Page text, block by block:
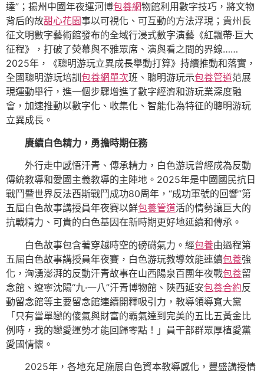
達”；揚州中國年夜運河博包養網物館利用數字技巧，將文物
背后的故甜心花園事以可視化、可互動的方法浮現；貴州長
征文明數字藝術館發布的全域行浸式數字演藝《紅飄帶·巨大
征程》，打破了熒幕與不雅眾席、演與看之間的界線……
2025年，《聰明游玩立異成長舉動打算》持續推動和落實，
全國聰明游玩培訓 包養網單次班、聰明游玩示包養管道范展
現運動舉行，進一個步驟增進了數字經濟和游玩業深度融
會，加速推動以數字化、收集化、智能化為特征的聰明游玩
立異成長。
賡續白色精力，勇擔時期任務
外行走中感悟汗青、傳承精力，白色游玩曾經成為反動
傳統教導和愛國主義教導的主陣地。2025年是中國國民抗日
戰鬥暨世界反法西斯戰鬥成功80周年，“成功軍號的回響”第
五屆白色故事講授員年夜賽以鮮包養管道活的情勢讓巨大的
抗戰精力、可貴的白色基因在新時期更好地延續和傳承。
白色故事包含著穿越時空的磅礴氣力。經包養由過程第
五屆白色故事講授員年夜賽，白色游玩教導效能連續包養強
化，洶湧澎湃的反動汗青故事在山西陽泉百團年夜戰包養留
念館、遼寧沈陽“九·一八”汗青博物館、陜西延安包養合約反
動留念館等主要留念館連續開釋吸引力，教導領導寬大黨
「只有當單戀的傻氣與財富的霸氣達到完美的五比五黃金比
例時，我的戀愛運勢才能回歸零點！」員干部群眾厚植愛黨
愛國情懷。
2025年，各地充足施展白色資本教導感化，豐盛講授情